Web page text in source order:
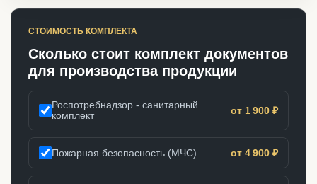
СТОИМОСТЬ КОМПЛЕКТА
Сколько стоит комплект документов
для производства продукции
Роспотребнадзор - санитарный
комплект
от 1 900 ₽
Пожарная безопасность (МЧС) от 4 900 ₽